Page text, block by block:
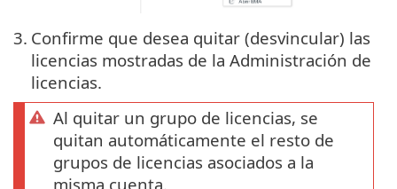
3. Confirme que desea quitar (desvincular) las
licencias mostradas de la Administración de
licencias.
Al quitar un grupo de licencias, se
quitan automáticamente el resto de
grupos de licencias asociados a la
misma cuenta.